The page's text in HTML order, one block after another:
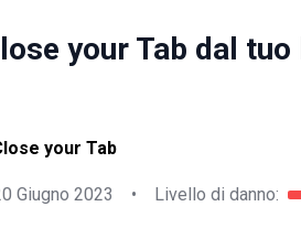
your Tab dal
your Tab
Giugno 2023 • Livello di danno: